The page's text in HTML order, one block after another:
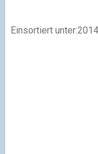
Einsortiert